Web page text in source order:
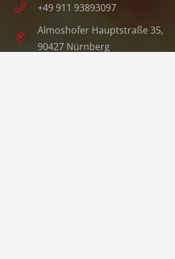
+49 911 93893097
Almoshofer Hauptstraße 35,
90427 Nürnberg